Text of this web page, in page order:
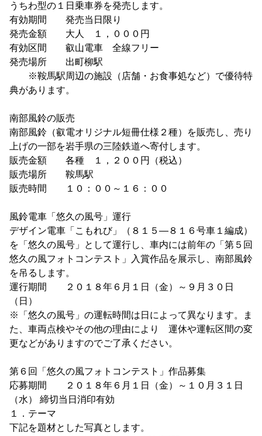
うちわ型の１日乗車券を発売します。
有効期間 発売当日限り
発売金額 大人 １，０００円
有効区間 叡山電車 全線フリー
発売場所 出町柳駅
※鞍馬駅周辺の施設（店舗・お食事処など）で優待特
典があります。
南部風鈴の販売
南部風鈴（叡電オリジナル短冊仕様２種）を販売し、売り
上げの一部を岩手県の三陸鉄道へ寄付します。
販売金額 各種 １，２００円（税込）
販売場所 鞍馬駅
販売時間 １０：００～１６：００
風鈴電車「悠久の風号」運行
デザイン電車「こもれび」（８１５―８１６号車１編成）
を「悠久の風号」として運行し、車内には前年の「第５回
悠久の風フォトコンテスト」入賞作品を展示し、南部風鈴
を吊るします。
運行期間 ２０１８年６月１日（金）～９月３０日
（日）
※「悠久の風号」の運転時間は日によって異なります。ま
た、車両点検やその他の理由により 運休や運転区間の変
更などがありますのでご了承ください。
第６回「悠久の風フォトコンテスト」作品募集
応募期間 ２０１８年６月１日（金）～１０月３１日
（水） 締切当日消印有効
１．テーマ
下記を題材とした写真とします。